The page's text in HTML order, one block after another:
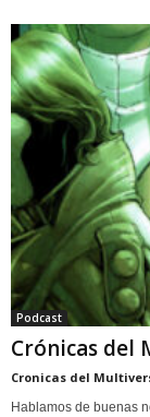
Podcast
Crónicas del
Cronicas del
Hablamos de buenas